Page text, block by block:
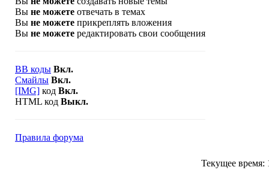
Вы не можете отвечать в темах
Вы не можете прикреплять вложения
Вы не можете редактировать свои сообщения
BB коды Вкл.
Смайлы Вкл.
[IMG] код Вкл.
HTML код Выкл.
Правила форума
Текущее время: